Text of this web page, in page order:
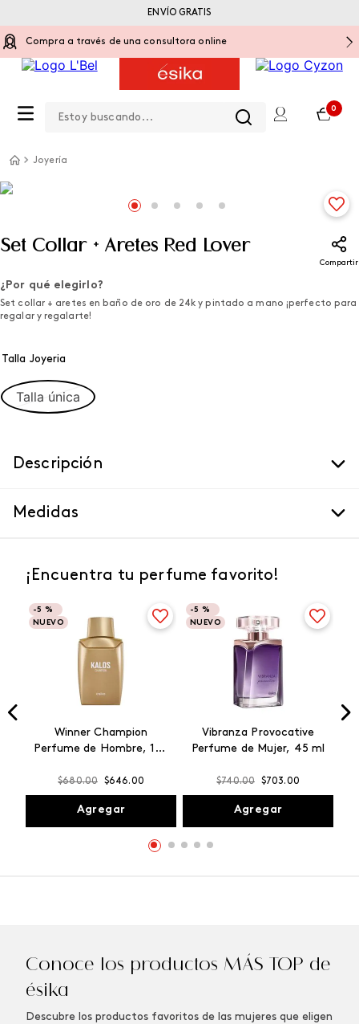
Compra a través de una consultora online
0
ENVÍO GRATIS
Joyería
Set Collar + Aretes Red Lover
Compartir
¿Por qué elegirlo?
Set collar + aretes en baño de oro de 24k y pintado a mano ¡perfecto para
regalar y regalarte!
Talla Joyeria
Talla única
Descripción
Medidas
¡Encuentra tu perfume favorito!
-5 %
NUEVO
Winner Champion
Perfume de Hombre, 100
$680.00 $646.00
Agregar
-5 %
NUEVO
Vibranza Provocative
Perfume de Mujer, 45 ml
$740.00 $703.00
Agregar
Conoce los productos MÁS TOP de
ésika
Descubre los productos favoritos de las mujeres que eligen